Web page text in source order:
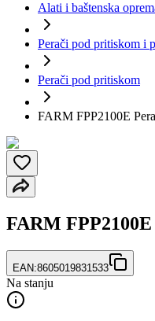
Alati i baštenska
Perači pod pritiskom i
Perači pod pritiskom
FARM FPP2100E
FARM
EAN:8605019831533
Na stanju